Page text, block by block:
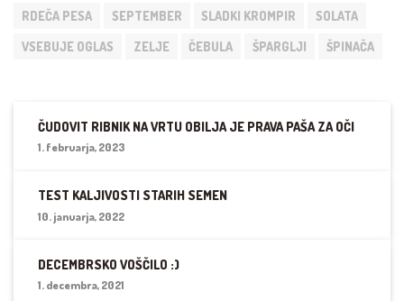
RDEČA PESA SEPTEMBER SLADKI KROMPIR SOLATA
VSEBUJE OGLAS ZELJE ČEBULA ŠPARGLJI ŠPINAČA
ČUDOVIT RIBNIK NA VRTU OBILJA JE PRAVA PAŠA ZA OČI
1. februarja, 2023
TEST KALJIVOSTI STARIH SEMEN
10. januarja, 2022
DECEMBRSKO VOŠČILO :)
1. decembra, 2021